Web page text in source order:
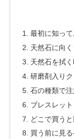
最初に知っ
天然石に向
天然石を拭
研磨剤入り
石の種類で
ブレスレッ
どこで買う
買う前に見